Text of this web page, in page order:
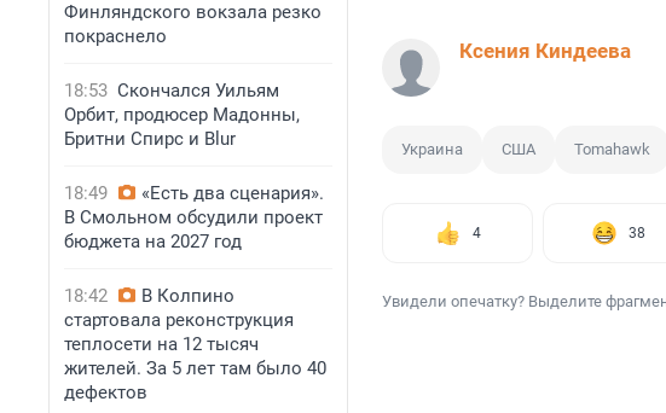
Финляндского вокзала резко
покраснело
18:53 Скончался Уильям
Орбит, продюсер Мадонны,
Бритни Спирс и Blur
18:49
«Есть два сценария».
В Смольном обсудили проект
бюджета на 2027 год
18:42
В Колпино
стартовала реконструкция
теплосети на 12 тысяч
жителей. За 5 лет там было 40
дефектов
Ксения Киндеева
Украина США Tomahawk
4 38
Увидели опечатку? Выделите